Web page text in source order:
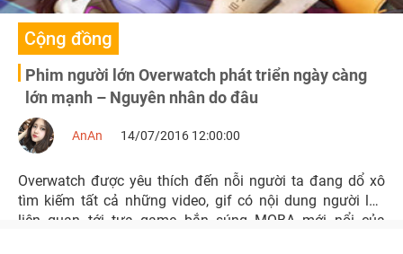
Cộng đồng
Phim người lớn Overwatch phát triển ngày càng
lớn mạnh – Nguyên nhân do đâu
AnAn 14/07/2016 12:00:00
Overwatch được yêu thích đến nỗi người ta đang dổ xô
tìm kiếm tất cả những video, gif có nội dung người lớn
liên quan tới tựa game bắn súng MOBA mới nổi của